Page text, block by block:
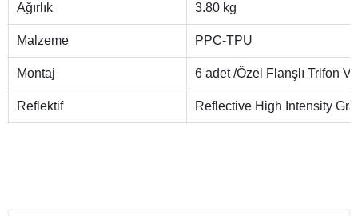
Ağırlık 3.80 kg
Malzeme PPC-TPU
Montaj 6 adet /Özel Flanşlı Trifon
Reflektif Reflective High Intensity